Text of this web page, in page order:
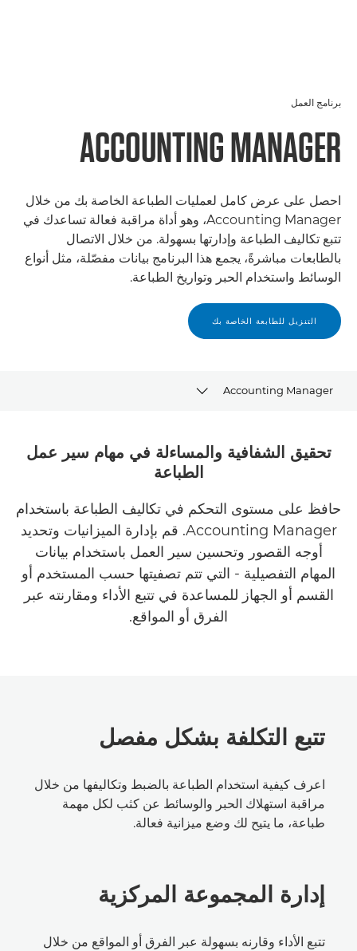
برنامج العمل
ACCOUNTING MANAGER
احصل على عرض كامل لعمليات الطباعة الخاصة بك من خلال
Accounting Manager، وهو أداة مراقبة فعالة تساعدك في
تتبع تكاليف الطباعة وإدارتها بسهولة. من خلال الاتصال
بالطابعات مباشرةً، يجمع هذا البرنامج بيانات مفصّلة، مثل أنواع
الوسائط واستخدام الحبر وتواريخ الطباعة.
التنزيل للطابعة الخاصة بك
Accounting Manager
تنزيل الكتيّب
تنزيل البرنامج
تحقيق الشفافية والمساءلة في مهام سير عمل
الطباعة
حافظ على مستوى التحكم في تكاليف الطباعة باستخدام
Accounting Manager. قم بإدارة الميزانيات وتحديد
أوجه القصور وتحسين سير العمل باستخدام بيانات
المهام التفصيلية - التي تتم تصفيتها حسب المستخدم أو
القسم أو الجهاز للمساعدة في تتبع الأداء ومقارنته عبر
الفرق أو المواقع.
تتبع التكلفة بشكل مفصل
اعرف كيفية استخدام الطباعة بالضبط وتكاليفها من خلال
مراقبة استهلاك الحبر والوسائط عن كثب لكل مهمة
طباعة، ما يتيح لك وضع ميزانية فعالة.
إدارة المجموعة المركزية
تتبع الأداء وقارنه بسهولة عبر الفرق أو المواقع من خلال